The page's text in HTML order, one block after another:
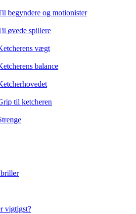
begyndere og motionister
øvede spillere
vægt
balance
til ketcheren
vigtigst?